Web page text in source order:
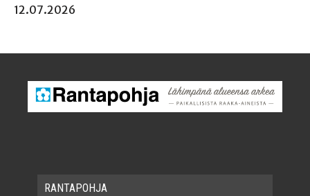
12.07.2026
RAN­TA­POH­JA